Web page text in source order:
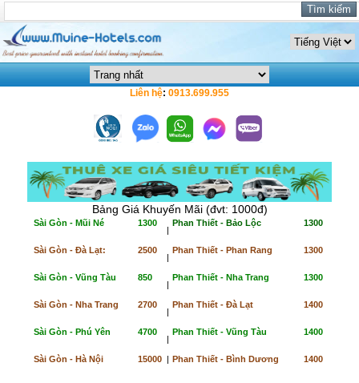
Liên hệ: 0913.699.955
Bảng Giá Khuyến Mãi (đvt: 1000đ)
Sài Gòn - Mũi Né 1300
|
Phan Thiết - Bảo Lộc 1300
Sài Gòn - Đà Lạt: 2500
|
Phan Thiết - Phan Rang 1300
Sài Gòn - Vũng Tàu 850
|
Phan Thiết - Nha Trang 1300
Sài Gòn - Nha Trang 2700
|
Phan Thiết - Đà Lạt 1400
Sài Gòn - Phú Yên 4700
|
Phan Thiết - Vũng Tàu 1400
Sài Gòn - Hà Nội 15000 | Phan Thiết - Bình Dương 1400